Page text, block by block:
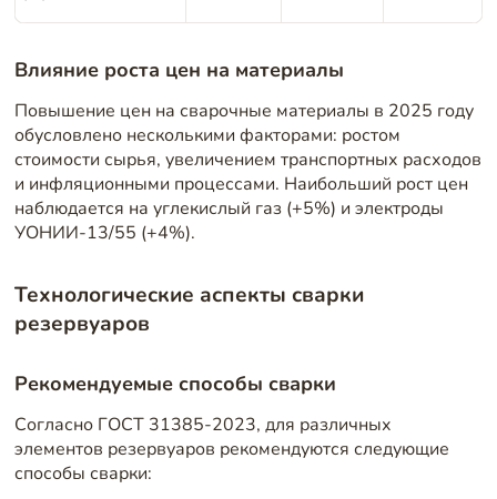
Влияние роста цен на материалы
Повышение цен на сварочные материалы в 2025 году
обусловлено несколькими факторами: ростом
стоимости сырья, увеличением транспортных расходов
и инфляционными процессами. Наибольший рост цен
наблюдается на углекислый газ (+5%) и электроды
УОНИИ-13/55 (+4%).
Технологические аспекты сварки
резервуаров
Рекомендуемые способы сварки
Согласно ГОСТ 31385-2023, для различных
элементов резервуаров рекомендуются следующие
способы сварки: